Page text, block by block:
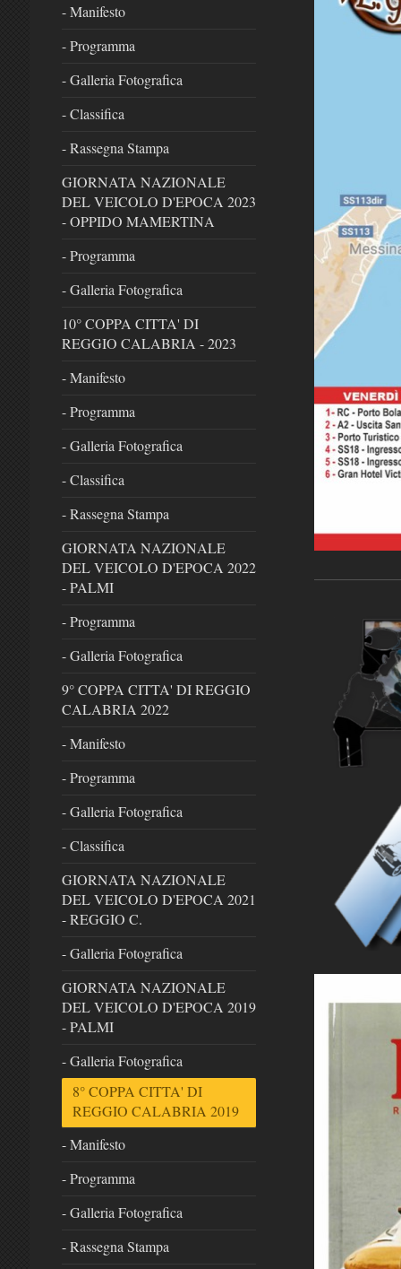
- Manifesto
- Programma
- Galleria Fotografica
- Classifica
- Rassegna Stampa
GIORNATA NAZIONALE
DEL VEICOLO D'EPOCA 2023
- OPPIDO MAMERTINA
- Programma
- Galleria Fotografica
10° COPPA CITTA' DI
REGGIO CALABRIA - 2023
- Manifesto
- Programma
- Galleria Fotografica
- Classifica
- Rassegna Stampa
GIORNATA NAZIONALE
DEL VEICOLO D'EPOCA 2022
- PALMI
- Programma
- Galleria Fotografica
9° COPPA CITTA' DI REGGIO
CALABRIA 2022
- Manifesto
- Programma
- Galleria Fotografica
- Classifica
GIORNATA NAZIONALE
DEL VEICOLO D'EPOCA 2021
- REGGIO C.
- Galleria Fotografica
GIORNATA NAZIONALE
DEL VEICOLO D'EPOCA 2019
- PALMI
- Galleria Fotografica
8° COPPA CITTA' DI
REGGIO CALABRIA 2019
- Manifesto
- Programma
- Galleria Fotografica
- Rassegna Stampa